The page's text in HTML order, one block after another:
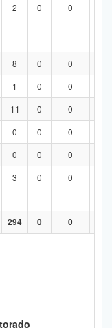
2 0 0
8 0 0
1 0 0
11 0 0
0 0 0
0 0 0
3 0 0
294 0 0